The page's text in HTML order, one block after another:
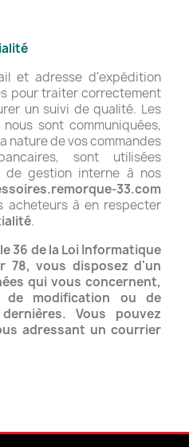
et adresse d'expédition
pour traiter correctement
un suivi de qualité. Les
sont communiquées,
nature de vos commandes
sont utilisées
de gestion interne à nos
33.com
acheteurs à en respecter
.
36 de la Loi Informatique
78, vous disposez d'un
qui vous concernent,
modification ou de
Vous pouvez
adressant un courrier